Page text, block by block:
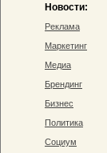
Новости:
Реклама
Маркетинг
Медиа
Брендинг
Бизнес
Политика
Социум